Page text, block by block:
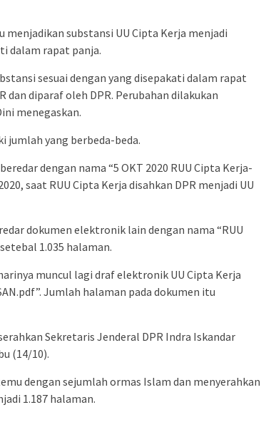
menjadikan substansi UU Cipta Kerja menjadi
dalam rapat panja.
sesuai dengan yang disepakati dalam rapat
dan diparaf oleh DPR. Perubahan dilakukan
menegaskan.
jumlah yang berbeda-beda.
dengan nama “5 OKT 2020 RUU Cipta Kerja-
saat RUU Cipta Kerja disahkan DPR menjadi UU
dokumen elektronik lain dengan nama “RUU
1.035 halaman.
muncul lagi draf elektronik UU Cipta Kerja
Jumlah halaman pada dokumen itu
Sekretaris Jenderal DPR Indra Iskandar
(14/10).
dengan sejumlah ormas Islam dan menyerahkan
1.187 halaman.